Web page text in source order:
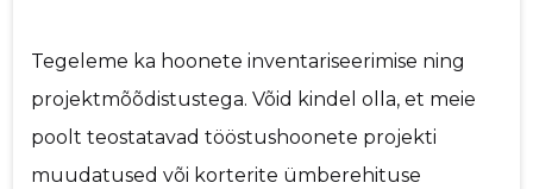
Tegeleme ka hoonete inventariseerimise ning
projektmõõdistustega. Võid kindel olla, et meie
poolt teostatavad tööstushoonete projekti
muudatused või korterite ümberehituse